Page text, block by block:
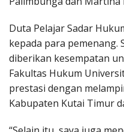
Duta Pelajar Sadar
kepada para pemenang.
diberikan kesempatan
Fakultas Hukum
prestasi dengan
Kabupaten Kutai Timur